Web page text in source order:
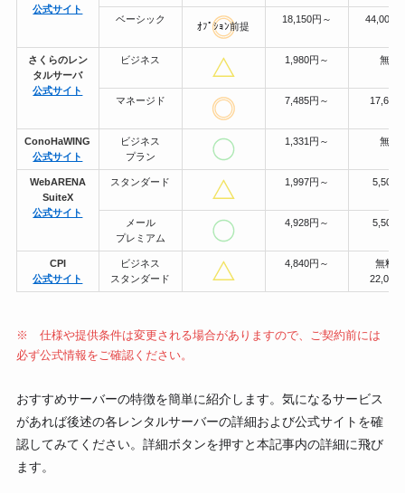
公式サイト
ベーシック
ｵﾌﾟｼｮﾝ前提
18,150円～ 44,000
さくらのレン
タルサーバ
公式サイト
ビジネス 1,980円～ 無料
マネージド 7,485円～ 17,600
ConoHaWING
公式サイト
ビジネス
プラン
1,331円～ 無料
WebARENA
SuiteX
公式サイト
スタンダード 1,997円～ 5,500
メール
プレミアム
4,928円～ 5,500
CPI
公式サイト
ビジネス
スタンダード
4,840円～
無料～
22,000
※ 仕様や提供条件は変更される場合がありますので、ご契約前には
必ず公式情報をご確認ください。
おすすめサーバーの特徴を簡単に紹介します。気になるサービス
があれば後述の各レンタルサーバーの詳細および公式サイトを確
認してみてください。詳細ボタンを押すと本記事内の詳細に飛び
ます。